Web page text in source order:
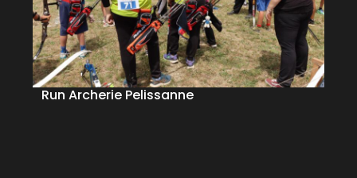
Run Archerie Pelissanne